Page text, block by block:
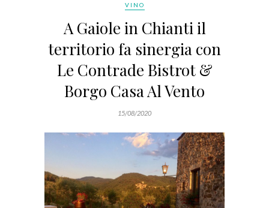
VINO
A Gaiole in Chianti il
territorio fa sinergia con
Le Contrade Bistrot &
Borgo Casa Al Vento
15/08/2020